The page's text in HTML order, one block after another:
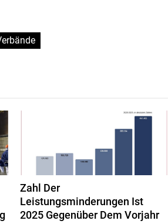
Zahl Der
Leistungsminderungen Ist
2025 Gegenüber Dem Vorjahr